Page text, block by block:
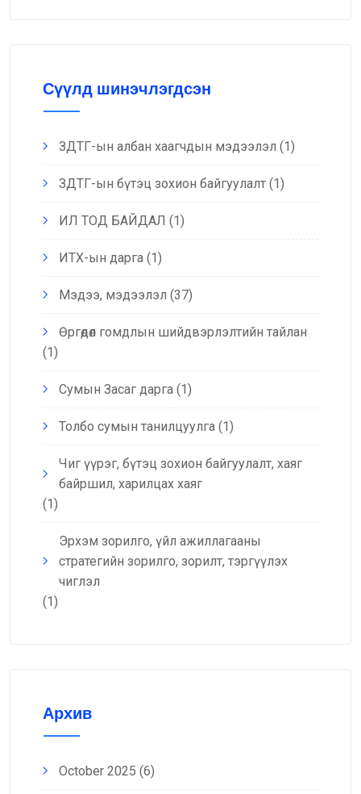
Сүүлд шинэчлэгдсэн
ЗДТГ-ын албан хаагчдын мэдээлэл (1)
ЗДТГ-ын бүтэц зохион байгуулалт (1)
ИЛ ТОД БАЙДАЛ (1)
ИТХ-ын дарга (1)
Мэдээ, мэдээлэл (37)
Өргөдөл гомдлын шийдвэрлэлтийн тайлан
(1)
Сумын Засаг дарга (1)
Толбо сумын танилцуулга (1)
Чиг үүрэг, бүтэц зохион байгуулалт, хаяг
байршил, харилцах хаяг
(1)
Эрхэм зорилго, үйл ажиллагааны
стратегийн зорилго, зорилт, тэргүүлэх
чиглэл
(1)
Архив
October 2025 (6)